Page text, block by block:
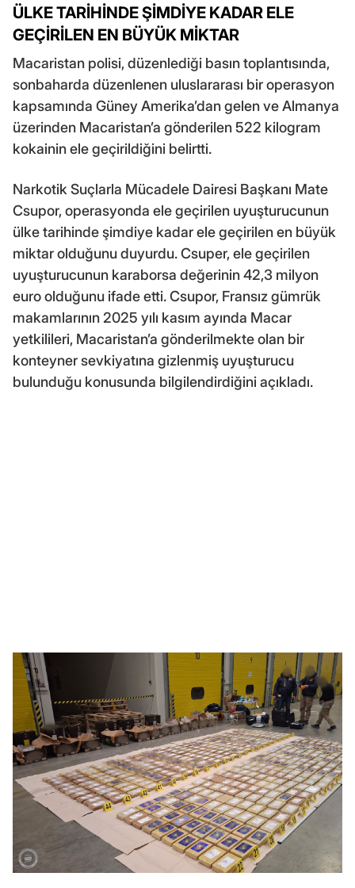
ÜLKE TARİHİNDE ŞİMDİYE KADAR ELE
GEÇİRİLEN EN BÜYÜK MİKTAR
Macaristan polisi, düzenlediği basın toplantısında,
sonbaharda düzenlenen uluslararası bir operasyon
kapsamında Güney Amerika’dan gelen ve Almanya
üzerinden Macaristan’a gönderilen 522 kilogram
kokainin ele geçirildiğini belirtti.
Narkotik Suçlarla Mücadele Dairesi Başkanı Mate
Csupor, operasyonda ele geçirilen uyuşturucunun
ülke tarihinde şimdiye kadar ele geçirilen en büyük
miktar olduğunu duyurdu. Csuper, ele geçirilen
uyuşturucunun karaborsa değerinin 42,3 milyon
euro olduğunu ifade etti. Csupor, Fransız gümrük
makamlarının 2025 yılı kasım ayında Macar
yetkilileri, Macaristan’a gönderilmekte olan bir
konteyner sevkiyatına gizlenmiş uyuşturucu
bulunduğu konusunda bilgilendirdiğini açıkladı.